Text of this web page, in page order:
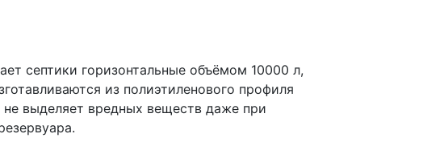
септики горизонтальные объёмом 10000 л,
из полиэтиленового профиля
выделяет вредных веществ даже при